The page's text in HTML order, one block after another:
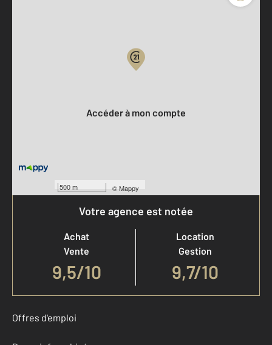
500 m ©Mappy
Accéder à mon compte
Votre agence est notée
Achat
Vente
9,5/10
Location
Gestion
9,7/10
Offres d'emploi